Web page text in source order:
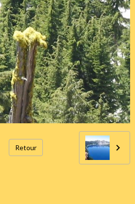
Retour